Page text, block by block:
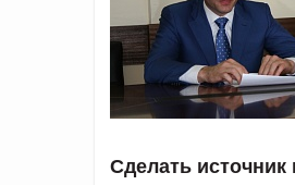
Сделать